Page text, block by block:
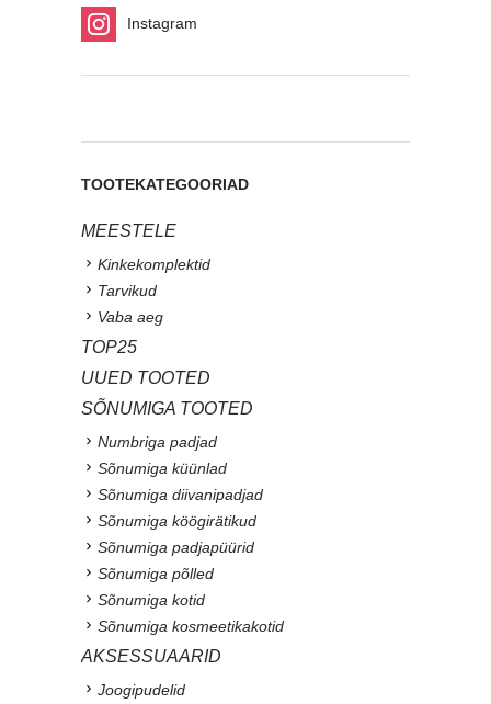
Instagram
TOOTEKATEGOORIAD
MEESTELE
Kinkekomplektid
Tarvikud
Vaba aeg
TOP25
UUED TOOTED
SÕNUMIGA TOOTED
Numbriga padjad
Sõnumiga küünlad
Sõnumiga diivanipadjad
Sõnumiga köögirätikud
Sõnumiga padjapüürid
Sõnumiga põlled
Sõnumiga kotid
Sõnumiga kosmeetikakotid
AKSESSUAARID
Joogipudelid